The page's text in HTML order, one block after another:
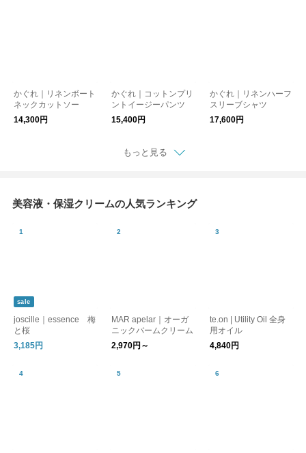
かぐれ｜リネンボート
ネックカットソー
14,300円
かぐれ｜コットンプリ
ントイージーパンツ
15,400円
かぐれ｜リネンハーフ
スリーブシャツ
17,600円
もっと見る
美容液・保湿クリームの人気ランキング
sale
joscille｜essence 梅
と桜
3,185円
MAR apelar｜オーガ
ニックバームクリーム
2,970円～
te.on | Utility Oil 全身
用オイル
4,840円